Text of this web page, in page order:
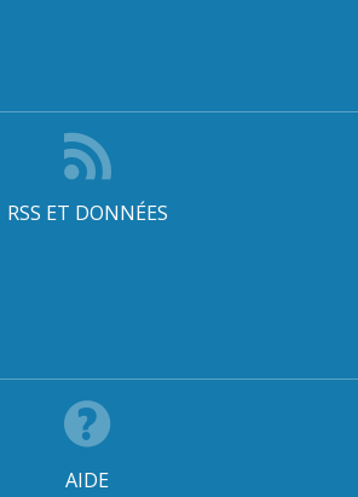
RSS ET DONNÉES
AIDE